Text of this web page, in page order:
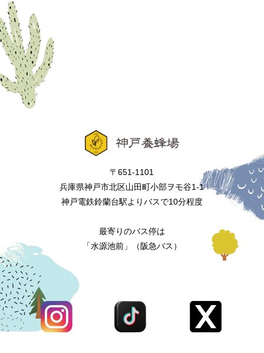
〒651-1101
兵庫県神戸市北区山田町小部ヲモ谷1-1
神戸電鉄鈴蘭台駅よりバスで10分程度
最寄りのバス停は
「水源池前」（阪急バス）